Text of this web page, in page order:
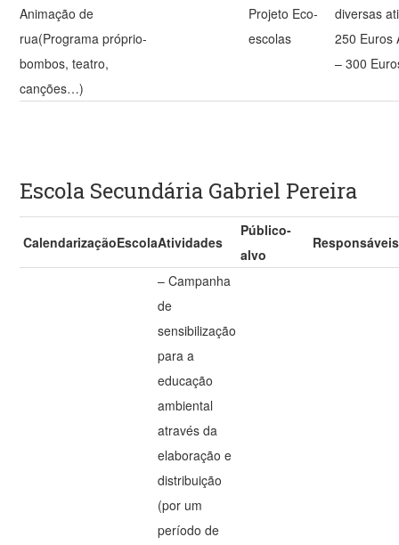
Animação de
rua(Programa próprio-
bombos, teatro,
canções…)
Projeto Eco-
escolas
diversas
250 Euros
– 300
Escola Secundária Gabriel Pereira
CalendarizaçãoEscolaAtividades
Público-
alvo
Responsáveis
– Campanha
de
sensibilização
para a
educação
ambiental
através da
elaboração e
distribuição
(por um
período de